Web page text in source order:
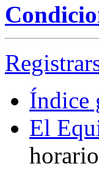
Índice
El